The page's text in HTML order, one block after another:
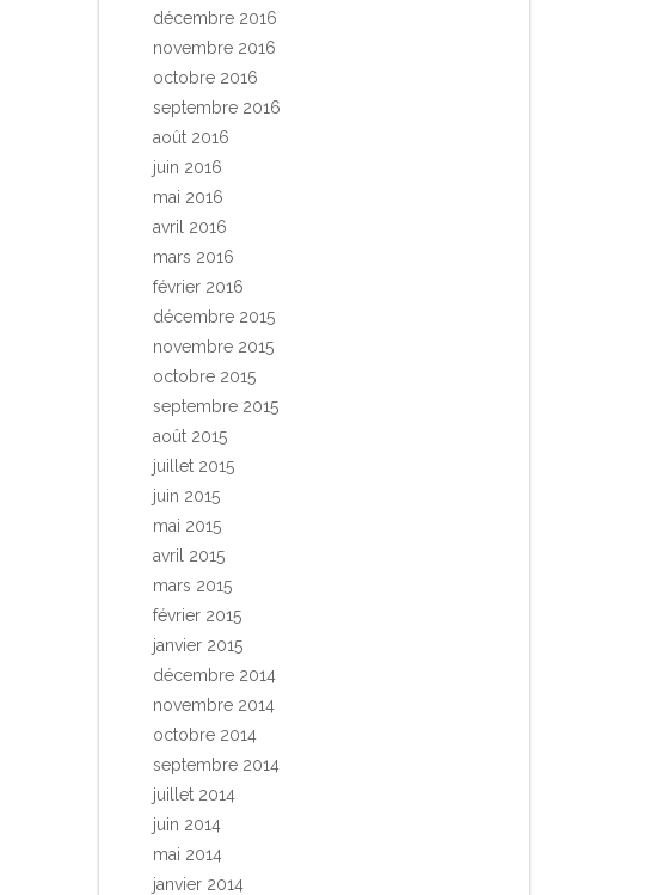
décembre 2016
novembre 2016
octobre 2016
septembre 2016
août 2016
juin 2016
mai 2016
avril 2016
mars 2016
février 2016
décembre 2015
novembre 2015
octobre 2015
septembre 2015
août 2015
juillet 2015
juin 2015
mai 2015
avril 2015
mars 2015
février 2015
janvier 2015
décembre 2014
novembre 2014
octobre 2014
septembre 2014
juillet 2014
juin 2014
mai 2014
janvier 2014